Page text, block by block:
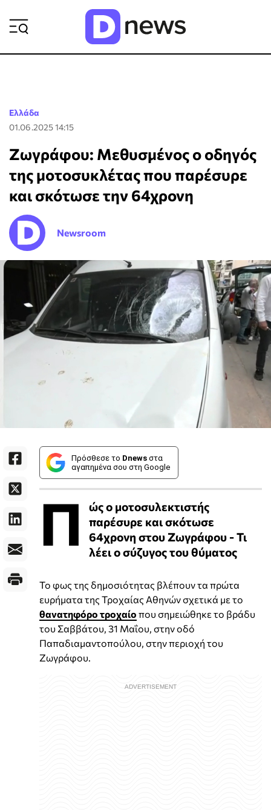
Ελλάδα
01.06.2025 14:15
Ζωγράφου: Μεθυσμένος ο οδηγός
της μοτοσυκλέτας που παρέσυρε
και σκότωσε την 64χρονη
Newsroom
Πρόσθεσε το Dnews στα
αγαπημένα σου στη Google
Π
ώς ο μοτοσυλεκτιστής
παρέσυρε και σκότωσε
64χρονη στου Ζωγράφου - Τι
λέει ο σύζυγος του θύματος
Το φως της δημοσιότητας βλέπουν τα πρώτα
ευρήματα της Τροχαίας Αθηνών σχετικά με το
θανατηφόρο τροχαίο που σημειώθηκε το βράδυ
του Σαββάτου, 31 Μαΐου, στην οδό
Παπαδιαμαντοπούλου, στην περιοχή του
Ζωγράφου.